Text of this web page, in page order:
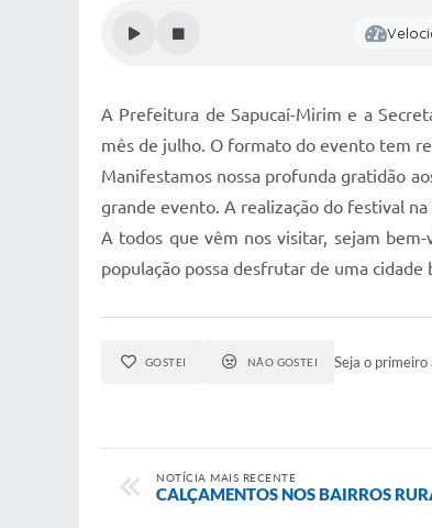
A Prefeitura de Sapucaí-Mirim e a
mês de julho. O formato do evento tem
Manifestamos nossa profunda gratidão
grande evento. A realização do festival
A todos que vêm nos visitar, sejam
população possa desfrutar de uma
GOSTEI NÃO GOSTEI Seja o
NOTÍCIA MAIS RECENTE
CALÇAMENTOS NOS BAIRROS